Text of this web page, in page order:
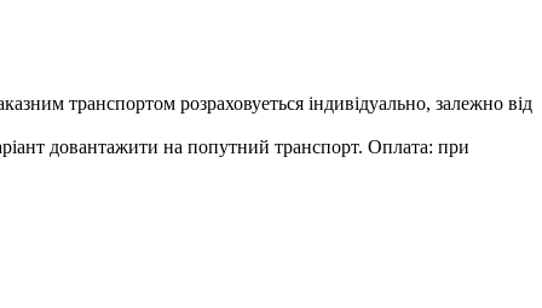
транспортом розраховуеться індивідуально, залежно від
довантажити на попутний транспорт. Оплата: при